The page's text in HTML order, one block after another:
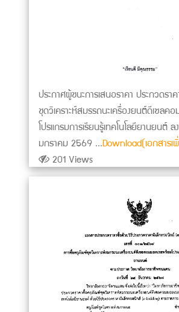
ประกาศผู้ชนะการเสนอราคา ประกวด
ชุดวิเคราะห์สมรรถนะเครื่องยนต์ดีเซลค
โปรแกรมการเรียนรู้เทคโนโลยียานยนต์
มกราคม 2569 ...Download(เอกสารเ
201 Views